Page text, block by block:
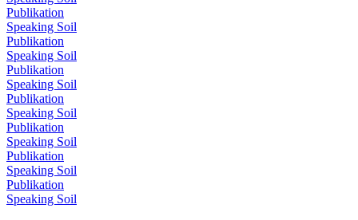
Publikation
Speaking Soil
Publikation
Speaking Soil
Publikation
Speaking Soil
Publikation
Speaking Soil
Publikation
Speaking Soil
Publikation
Speaking Soil
Publikation
Speaking Soil